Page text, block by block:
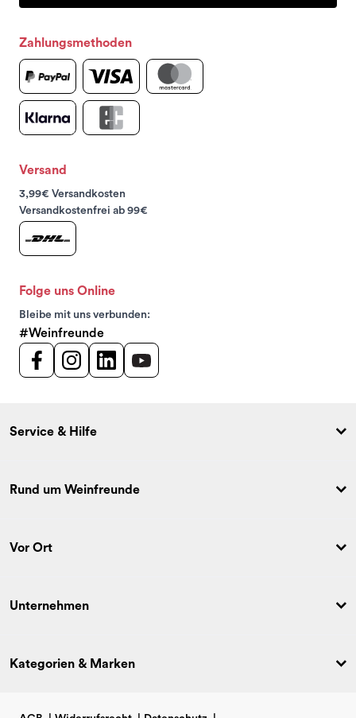
Zahlungsmethoden
Versand
3,99€ Versandkosten
Versandkostenfrei ab 99€
Folge uns Online
Bleibe mit uns verbunden:
#Weinfreunde
Service & Hilfe
Rund um Weinfreunde
Vor Ort
Unternehmen
Kategorien & Marken